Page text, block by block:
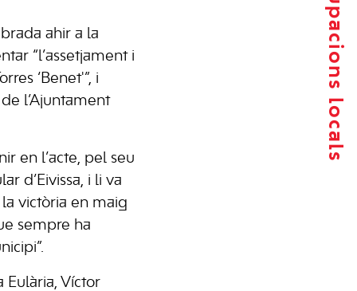
Agrupacions locals
ahir a la
“l’assetjament i
‘Benet'”, i
l’Ajuntament
en l’acte, pel seu
d’Eivissa, i li va
victòria en maig
sempre ha
Eulària, Víctor